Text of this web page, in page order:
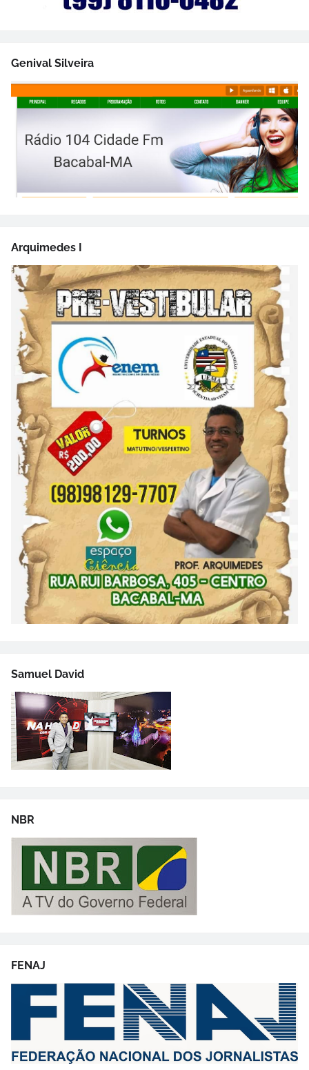
Genival Silveira
Arquimedes I
Samuel David
NBR
FENAJ